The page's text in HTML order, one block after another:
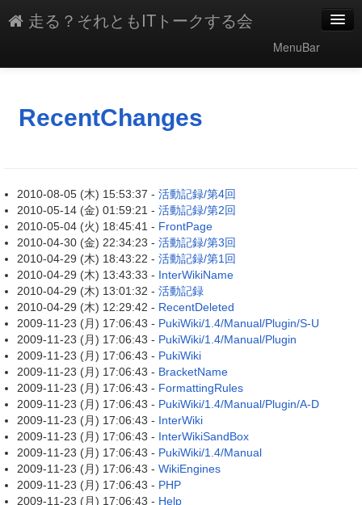
走る？それともITトークする会
MenuBar
最終更新
RecentChanges
2010-08-05 (木) 15:53:37 - 活動記録/第4回
2010-05-14 (金) 01:59:21 - 活動記録/第2回
2010-05-04 (火) 18:45:41 - FrontPage
2010-04-30 (金) 22:34:23 - 活動記録/第3回
2010-04-29 (木) 18:43:22 - 活動記録/第1回
2010-04-29 (木) 13:43:33 - InterWikiName
2010-04-29 (木) 13:01:32 - 活動記録
2010-04-29 (木) 12:29:42 - RecentDeleted
2009-11-23 (月) 17:06:43 - PukiWiki/1.4/Manual/Plugin/S-U
2009-11-23 (月) 17:06:43 - PukiWiki/1.4/Manual/Plugin
2009-11-23 (月) 17:06:43 - PukiWiki
2009-11-23 (月) 17:06:43 - BracketName
2009-11-23 (月) 17:06:43 - FormattingRules
2009-11-23 (月) 17:06:43 - PukiWiki/1.4/Manual/Plugin/A-D
2009-11-23 (月) 17:06:43 - InterWiki
2009-11-23 (月) 17:06:43 - InterWikiSandBox
2009-11-23 (月) 17:06:43 - PukiWiki/1.4/Manual
2009-11-23 (月) 17:06:43 - WikiEngines
2009-11-23 (月) 17:06:43 - PHP
2009-11-23 (月) 17:06:43 - Help